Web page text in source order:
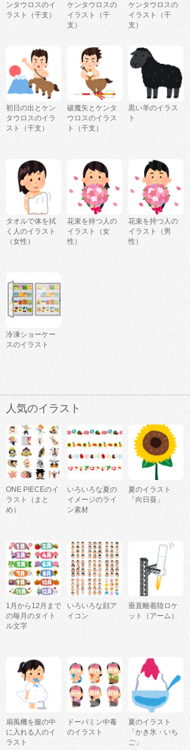
ンタウロスのイ
ラスト（干支）
ケンタウロスの
イラスト（干
支）
ケンタウロスの
イラスト（干
支）
初日の出とケン
タウロスのイラ
スト（干支）
破魔矢とケンタ
ウロスのイラス
ト（干支）
黒い羊のイラス
ト
タオルで体を拭
く人のイラスト
（女性）
花束を持つ人の
イラスト（女
性）
花束を持つ人の
イラスト（男
性）
冷凍ショーケー
スのイラスト
人気のイラスト
ONE PIECEのイ
ラスト（まと
め）
いろいろな夏の
イメージのライ
ン素材
夏のイラスト
「向日葵」
1月から12月まで
の毎月のタイト
ル文字
いろいろな顔ア
イコン
垂直離着陸ロケ
ット（アーム）
扇風機を服の中
に入れる人のイ
ラスト
ドーパミン中毒
のイラスト
夏のイラスト
「かき氷・いち
ご」